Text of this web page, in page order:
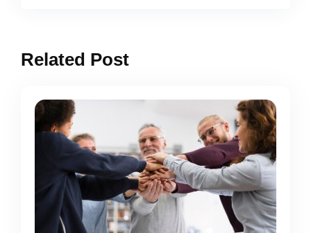
Related Post